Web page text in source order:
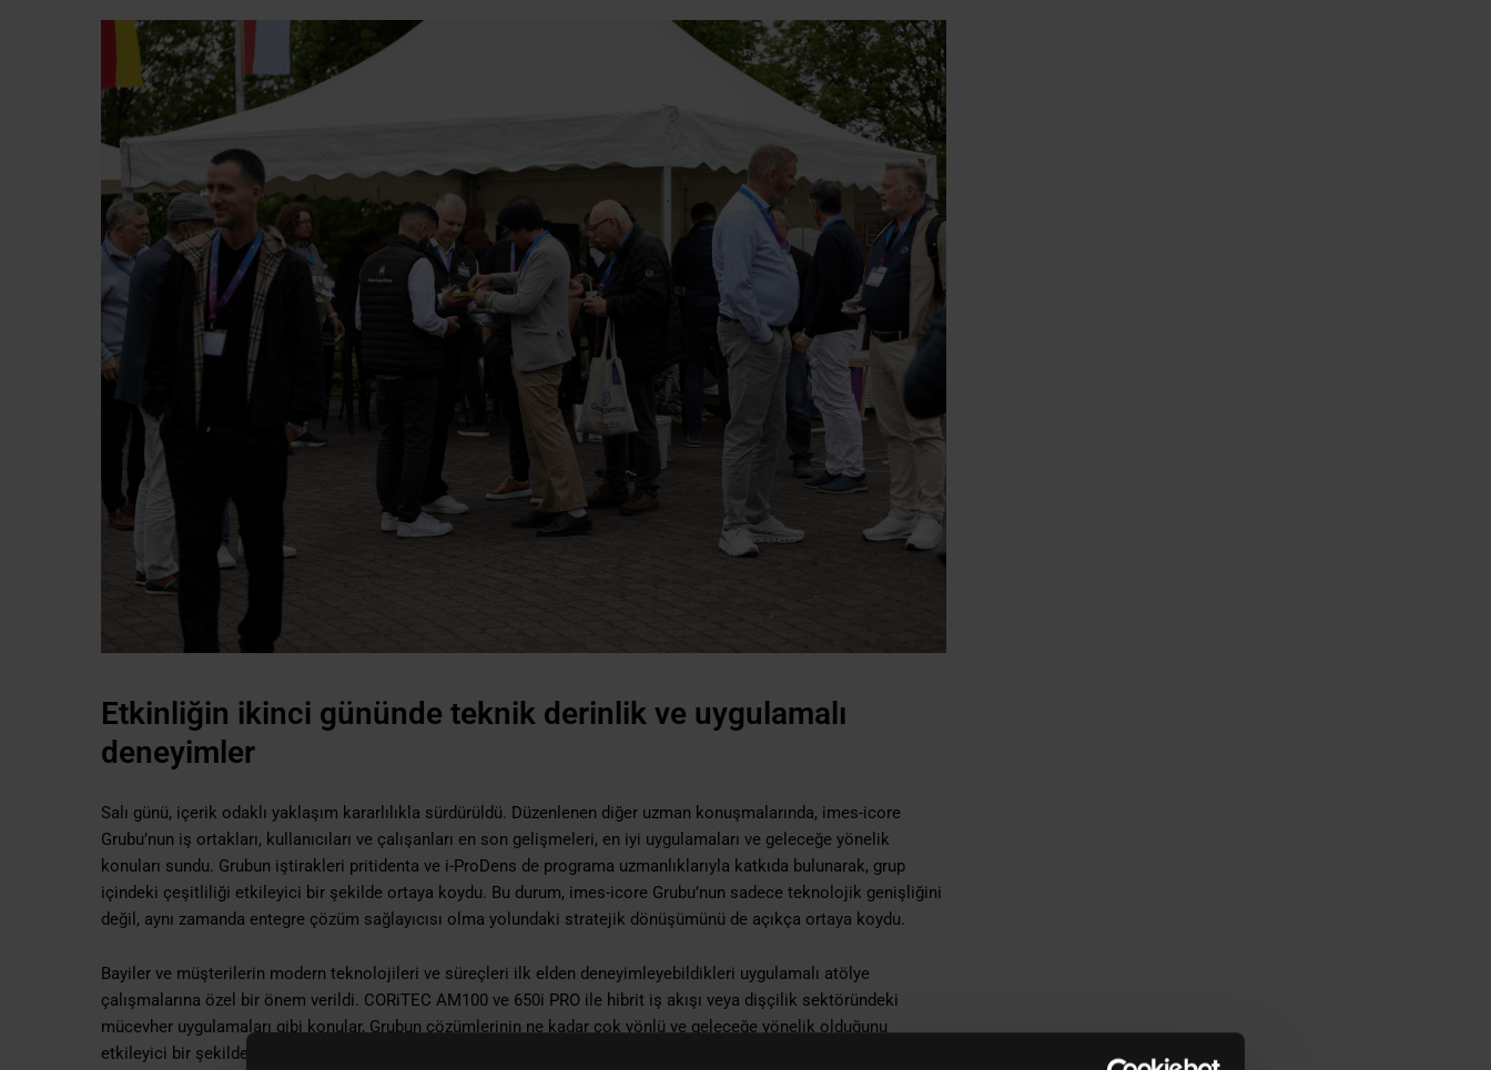
Etkinliğin ikinci gününde teknik derinlik ve uygulamalı
deneyimler
Salı günü, içerik odaklı yaklaşım kararlılıkla sürdürüldü. Düzenlenen diğer uzman konuşmalarında, imes-icore
Grubu’nun iş ortakları, kullanıcıları ve çalışanları en son gelişmeleri, en iyi uygulamaları ve geleceğe yönelik
konuları sundu. Grubun iştirakleri pritidenta ve i-ProDens de programa uzmanlıklarıyla katkıda bulunarak, grup
içindeki çeşitliliği etkileyici bir şekilde ortaya koydu. Bu durum, imes-icore Grubu’nun sadece teknolojik genişliğini
değil, aynı zamanda entegre çözüm sağlayıcısı olma yolundaki stratejik dönüşümünü de açıkça ortaya koydu.
Bayiler ve müşterilerin modern teknolojileri ve süreçleri ilk elden deneyimleyebildikleri uygulamalı atölye
çalışmalarına özel bir önem verildi. CORiTEC AM100 ve 650i PRO ile hibrit iş akışı veya dişçilik sektöründeki
mücevher uygulamaları gibi konular, Grubun çözümlerinin ne kadar çok yönlü ve geleceğe yönelik olduğunu
etkileyici bir şekilde gösterdi.